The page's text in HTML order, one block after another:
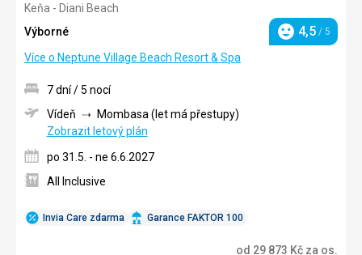
Keňa - Diani Beach
Výborné
Hodnocení
4,5 / 5
Více o Neptune Village Beach Resort & Spa
Invia Care zdarma Garance FAKTOR 100
7 dní / 5 nocí
Vídeň
Mombasa (let má přestupy)
Zobrazit letový plán
po 31.5. - ne 6.6.2027
All Inclusive
od 29 873 Kč za os.